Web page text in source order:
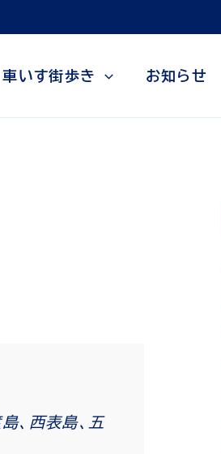
車いす街歩き お知らせ
、西表島、五